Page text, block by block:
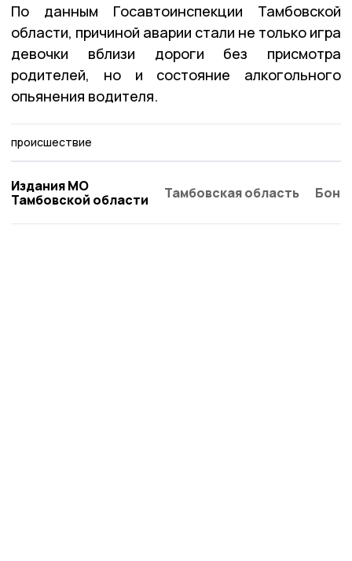
По данным Госавтоинспекции Тамбовской
области, причиной аварии стали не только игра
девочки вблизи дороги без присмотра
родителей, но и состояние алкогольного
опьянения водителя.
происшествие
Издания МО
Тамбовской области
Тамбовская область